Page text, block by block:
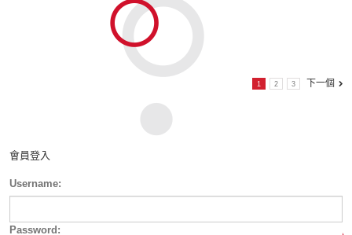
1 2 3 下一個
會員登入
Username:
Password: